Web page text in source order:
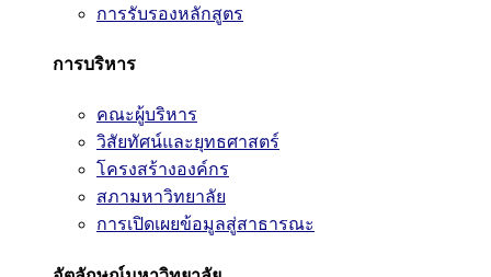
การรับรองหลักสูตร
การบริหาร
คณะผู้บริหาร
วิสัยทัศน์และยุทธศาสตร์
โครงสร้างองค์กร
สภามหาวิทยาลัย
การเปิดเผยข้อมูลสู่สาธารณะ